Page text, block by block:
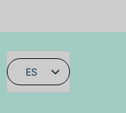
ES